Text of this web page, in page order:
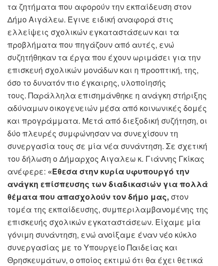
τα ζητήματα που αφορούν την εκπαίδευση στον
Δήμο Αιγάλεω. Έγινε ειδική αναφορά στις
ελλείψεις σχολικών εγκαταστάσεων και τα
προβλήματα που πηγάζουν από αυτές, ενώ
συζητήθηκαν τα έργα που έχουν ωριμάσει για την
επισκευή σχολικών μονάδων και η προοπτική, της,
όσο το δυνατόν πιο έγκαιρης, υλοποίησής
τους. Παράλληλα επισημάνθηκε η ανάγκη στήριξης
αδύναμων οικογενειών μέσα από κοινωνικές δομές
και προγράμματα. Μετά από διεξοδική συζήτηση, οι
δύο πλευρές συμφώνησαν να συνεχίσουν τη
συνεργασία τους σε μία νέα συνάντηση. Σε σχετική
του δήλωση ο Δήμαρχος Αιγαλεω κ. Γιάννης Γκίκας
ανέφερε: «Έθεσα στην κυρία υφυπουργό την
ανάγκη επίσπευσης των διαδικασιών για πολλά
θέματα που απασχολούν τον δήμο μας, στον
τομέα της εκπαίδευσης, συμπεριλαμβανομένης της
επισκευής σχολικών εγκαταστάσεων. Είχαμε μία
γόνιμη συνάντηση, ενώ ανοίξαμε έναν νέο κύκλο
συνεργασίας με το Υπουργείο Παιδείας και
Θρησκευμάτων, ο οποίος εκτιμώ ότι θα έχει θετικά